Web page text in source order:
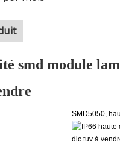
smd module
SMD5050,